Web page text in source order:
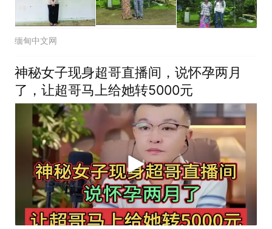
缅甸中文网
神秘女子现身超哥直播间，说怀孕两月
了，让超哥马上给她转5000元